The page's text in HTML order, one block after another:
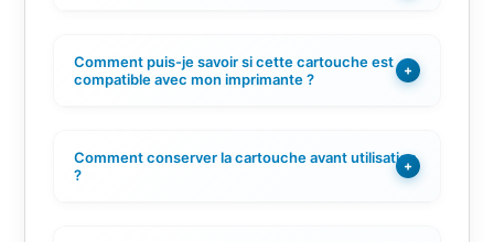
Comment puis-je savoir si cette cartouche est
compatible avec mon imprimante ?
+
Comment conserver la cartouche avant utilisation
?
+